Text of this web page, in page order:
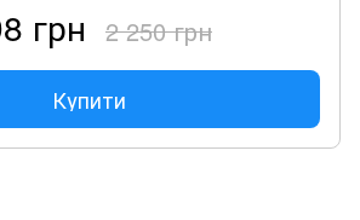
грн 2 250 грн
Купити